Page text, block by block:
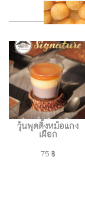
วุ้นพุดดิ้งหม้อแกง
เผือก
75 ฿